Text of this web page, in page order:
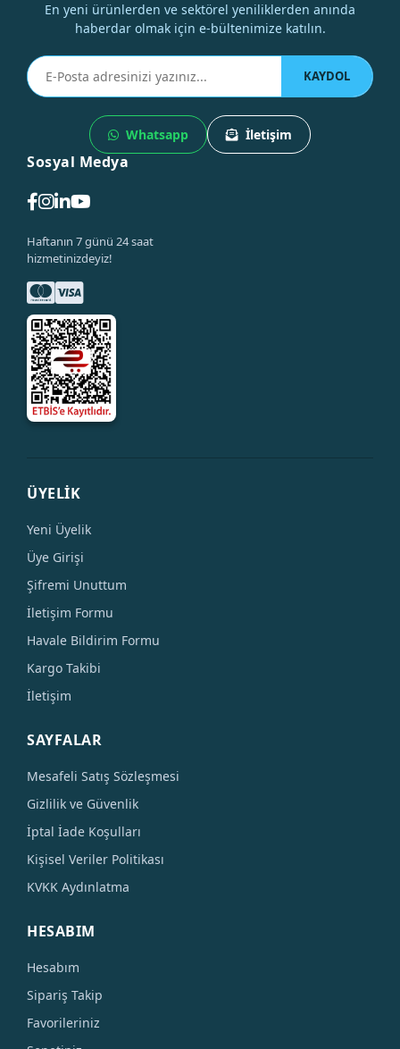
En yeni ürünlerden ve sektörel yeniliklerden anında
haberdar olmak için e-bültenimize katılın.
KAYDOL
Whatsapp İletişim
Sosyal Medya
Haftanın 7 günü 24 saat
hizmetinizdeyiz!
ÜYELİK
Yeni Üyelik
Üye Girişi
Şifremi Unuttum
İletişim Formu
Havale Bildirim Formu
Kargo Takibi
İletişim
SAYFALAR
Mesafeli Satış Sözleşmesi
Gizlilik ve Güvenlik
İptal İade Koşulları
Kişisel Veriler Politikası
KVKK Aydınlatma
HESABIM
Hesabım
Sipariş Takip
Favorileriniz